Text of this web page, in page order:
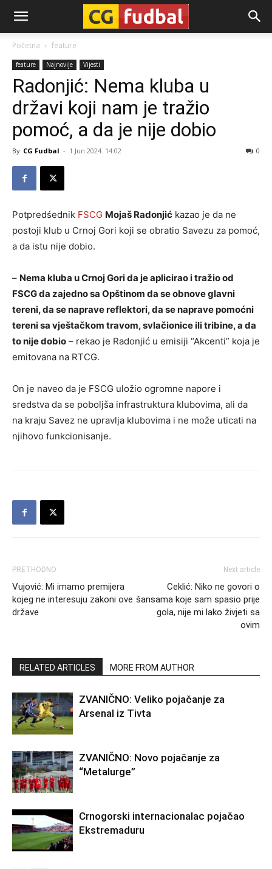
CG-
Fudbal
Početna feature
feature Najnovije Vijesti
Radonjić: Nema kluba u
državi koji nam je tražio
pomoć, a da je nije dobio
By CG Fudbal - 1 Jun 2024. 14:02 0
Potpredśednik FSCG Mojaš Radonjić kazao je da ne
postoji klub u Crnoj Gori koji se obratio Savezu za pomoć,
a da istu nije dobio.
– Nema kluba u Crnoj Gori da je aplicirao i tražio od
FSCG da zajedno sa Opštinom da se obnove glavni
tereni, da se naprave reflektori, da se naprave pomoćni
tereni sa vještačkom travom, svlačionice ili tribine, a da
to nije dobio – rekao je Radonjić u emisiji “Akcenti” koja je
emitovana na RTCG.
On je naveo da je FSCG uložio ogromne napore i
sredstva da se poboljša infrastruktura klubovima, ali da
na kraju Savez ne upravlja klubovima i ne može uticati na
njihovo funkcionisanje.
PRETHODNO
Vujović: Mi imamo premijera
kojeg ne interesuju zakoni ove
države
Next article
Ceklić: Niko ne govori o
šansama koje sam spasio prije
gola, nije mi lako živjeti sa
ovim
RELATED ARTICLES MORE FROM AUTHOR
ZVANIČNO: Veliko pojačanje za
Arsenal iz Tivta
ZVANIČNO: Novo pojačanje za
“Metalurge”
Crnogorski internacionalac pojačao
Ekstremaduru